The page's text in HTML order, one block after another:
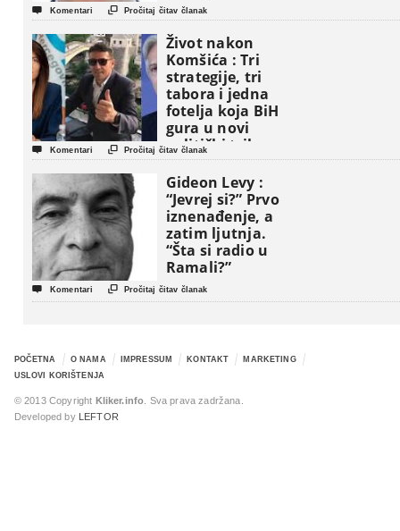
 Komentari  Pročitaj čitav članak
Život nakon
Komšića : Tri
strategije, tri
tabora i jedna
fotelja koja BiH
gura u novi
politički triler
 Komentari  Pročitaj čitav članak
Gideon Levy :
“Jevrej si?” Prvo
iznenađenje, a
zatim ljutnja.
“Šta si radio u
Ramali?”
 Komentari  Pročitaj čitav članak
POČETNA O NAMA IMPRESSUM KONTAKT
MARKETING
USLOVI KORIŠTENJA
© 2013 Copyright Kliker.info . Sva prava zadržana.
Developed by
LEFTOR